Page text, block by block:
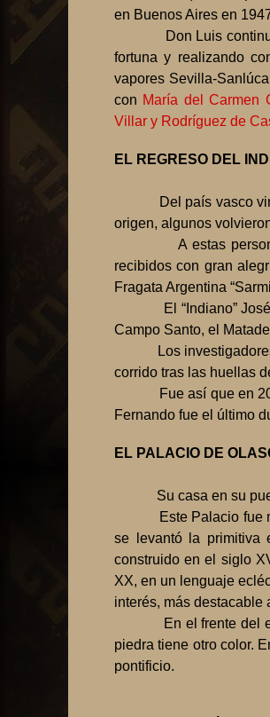
en Buenos Aires en
Don Luis
fortuna y realizando
vapores Sevilla-
con María del Carmen
Villar y Rodríguez de
EL REGRESO DEL
Del país vasco
origen, algunos
A estas
recibidos con gran
Fragata Argentina
El “Indiano”
Campo Santo, el
Los
corrido tras las huellas
Fue así que en
Fernando fue el último
EL PALACIO DE
Su casa en su
Este Palacio fue
se levantó la primitiva
construido en el siglo
XX, en un lenguaje
interés, más destacable
En el frente del
piedra tiene otro color.
pontificio.